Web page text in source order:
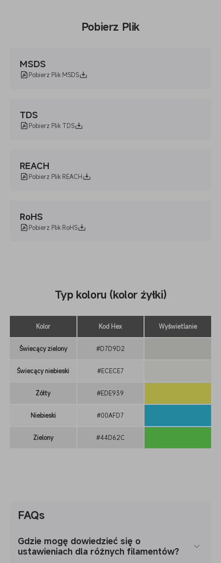
Pobierz Plik
MSDS
Pobierz Plik MSDS
TDS
Pobierz Plik TDS
REACH
Pobierz Plik REACH
RoHS
Pobierz Plik RoHS
Typ koloru (kolor żyłki)
Kolor Kod Hex Wyświetlanie
Świecący zielony #D7D9D2
Świecący niebieski #ECECE7
Żółty #EDE939
Niebieski #00AFD7
Zielony #44D62C
FAQs
Gdzie mogę dowiedzieć się o
ustawieniach dla różnych filamentów?